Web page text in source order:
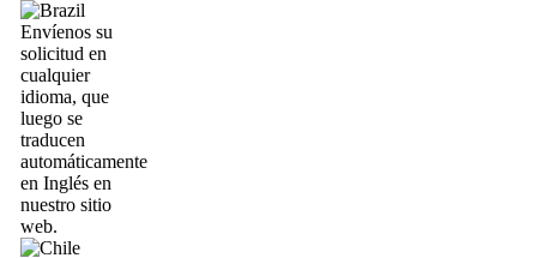
Envíenos su
solicitud en
cualquier
idioma, que
luego se
traducen
automáticamente
en Inglés en
nuestro sitio
web.